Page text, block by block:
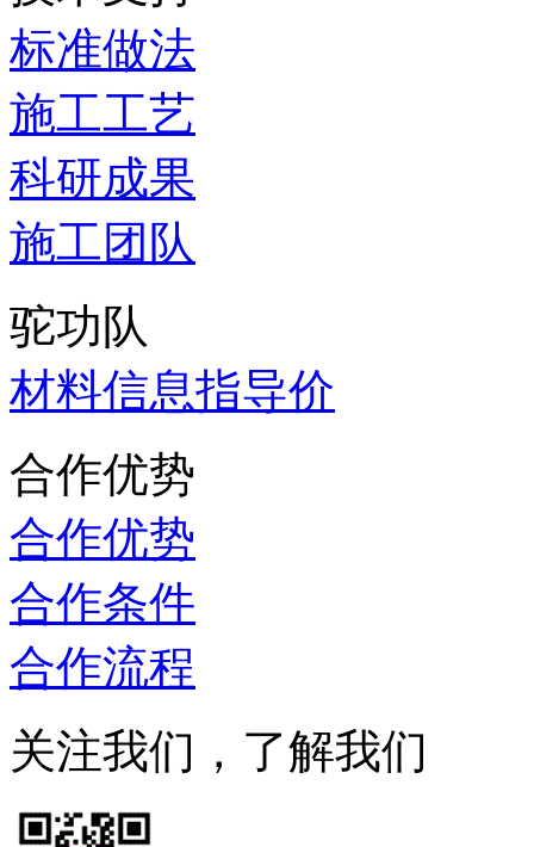
标准做法
施工工艺
科研成果
施工团队
驼功队
材料信息指导价
合作优势
合作优势
合作条件
合作流程
关注我们，了解我们